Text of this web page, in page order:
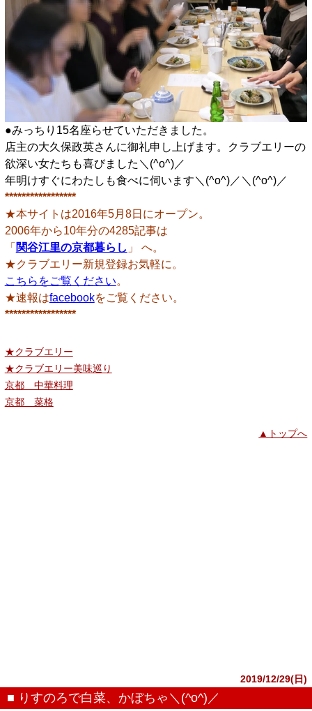
●みっちり15名座らせていただきました。
店主の大久保政英さんに御礼申し上げます。クラブエリーの
欲深い女たちも喜びました＼(^o^)／
年明けすぐにわたしも食べに伺います＼(^o^)／＼(^o^)／
*****************
★本サイトは2016年5月8日にオープン。
2006年から10年分の4285記事は
「 関谷江里の京都暮らし 」 へ。
★クラブエリー新規登録お気軽に。
こちらをご覧ください。
★速報はfacebookをご覧ください。
*****************
★クラブエリー
★クラブエリー美味巡り
京都 中華料理
京都 菜格
▲トップへ
2019/12/29(日)
■ りすのろで白菜、かぼちゃ＼(^o^)／